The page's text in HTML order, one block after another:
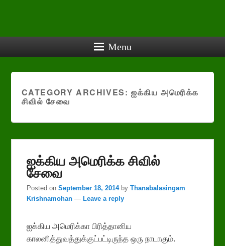
Menu
CATEGORY ARCHIVES: ஐக்கிய அமெரிக்க
சிவில் சேவை
ஐக்கிய அமெரிக்க சிவில்
சேவை
Posted onSeptember 18, 2014 byThanabalasingam
Krishnamohan —Leave a reply
ஐக்கிய அமெரிக்கா பிரித்தானிய
காலனித்துவத்துக்குட்பட்டிருந்த ஒரு நாடாகும்.